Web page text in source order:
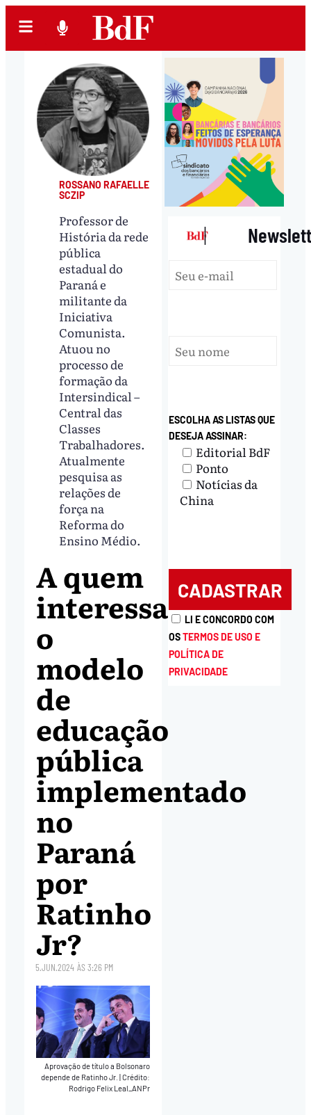
ROSSANO RAFAELLE
SCZIP
Professor de
História da rede
pública
estadual do
Paraná e
militante da
Iniciativa
Comunista.
Atuou no
processo de
formação da
Intersindical –
Central das
Classes
Trabalhadores.
Atualmente
pesquisa as
relações de
força na
Reforma do
Ensino Médio.
A quem
interessa
o
modelo
de
educação
pública
implementado
no
Paraná
por
Ratinho
Jr?
5.JUN.2024 ÀS3:26 PM
Aprovação de título a Bolsonaro
depende de Ratinho Jr.
Crédito:
Rodrigo Felix Leal_ANPr
|
ESCOLHA AS LISTAS QUE
DESEJA ASSINAR:
Editorial BdF
Ponto
Notícias da
China
LI E CONCORDO COM
OSTERMOS DE USO E
POLÍTICA DE
PRIVACIDADE